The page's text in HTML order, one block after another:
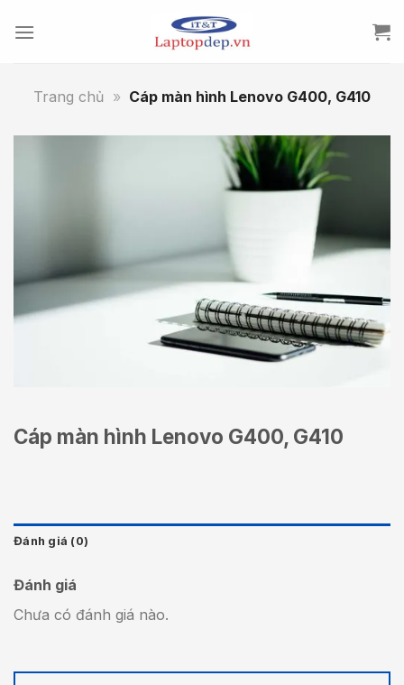
Trang chủ » Cáp màn hình Lenovo G400, G410
Cáp màn hình Lenovo G400, G410
Đánh giá (0)
Đánh giá
Chưa có đánh giá nào.